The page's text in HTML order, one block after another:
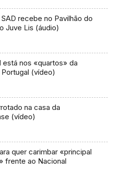
recebe no Pavilhão do
Juve Lis (áudio)
está nos «quartos» da
(vídeo)
na casa da
(vídeo)
quer carimbar «principal
frente ao Nacional